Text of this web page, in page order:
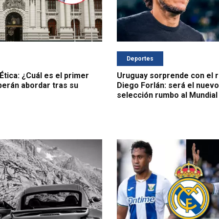
¿Cuál es el primer
abordar tras su
Deportes
Uruguay sorprende con el
Diego Forlán: será el
selección rumbo al Mundial